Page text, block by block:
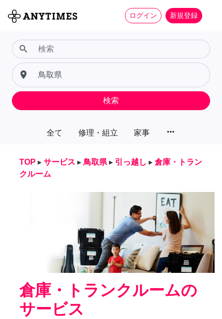
ログイン 新規登録
全て 修理・組立 家事 more_horiz
search
place
検索
TOP ▸ サービス ▸ 鳥取県 ▸ 引っ越し ▸ 倉庫・トラン
クルーム
倉庫・トランクルームの
サービス